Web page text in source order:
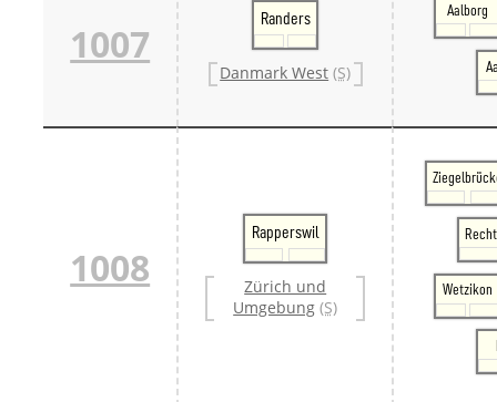
1007
Randers
Danmark West (S)
Aalborg
1008
Rapperswil
Zürich und
Umgebung (S)
Wetzikon